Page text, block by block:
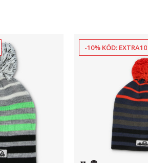
-10% KÓD: EXTRA10